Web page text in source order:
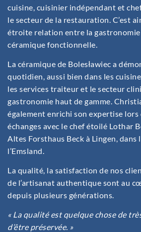
cuisine, cuisinier indépendant et
le secteur de la restauration. C’est
étroite relation entre la
céramique fonctionnelle.
La céramique de Bolesławiec a
quotidien, aussi bien dans les
les services traiteur et le secteur
gastronomie haut de gamme.
également enrichi son expertise lors
échanges avec le chef étoilé Lothar
Altes Forsthaus Beck à Lingen, dans
l’Emsland.
La qualité, la satisfaction de nos
de l’artisanat authentique sont au
depuis plusieurs générations.
« La qualité est quelque chose de
d’être préservée. »